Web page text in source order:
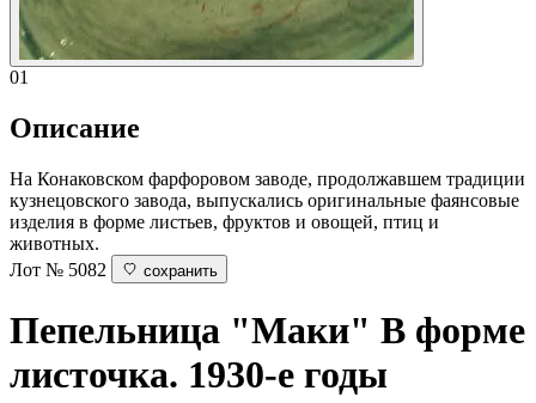
01
Описание
На Конаковском фарфоровом заводе, продолжавшем традиции
кузнецовского завода, выпускались оригинальные фаянсовые
изделия в форме листьев, фруктов и овощей, птиц и
животных.
Лот № 5082
сохранить
Пепельница "Маки" В форме
листочка. 1930-е годы